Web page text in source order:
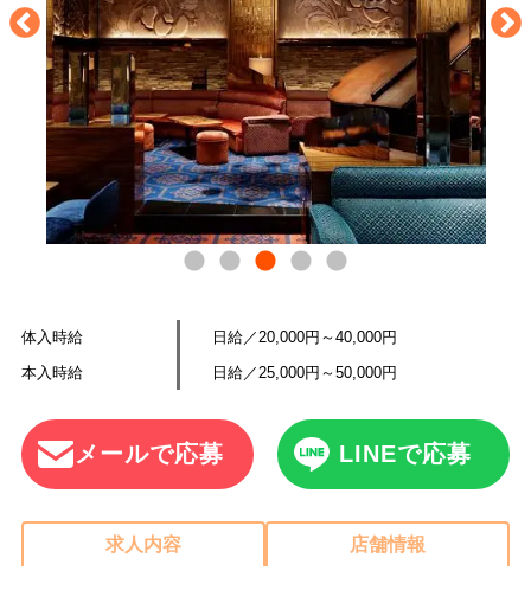
体入時給
日給／20,000円～40,000円
本入時給
日給／25,000円～50,000円
メールで応募 LINEで応募
求人内容 店舗情報